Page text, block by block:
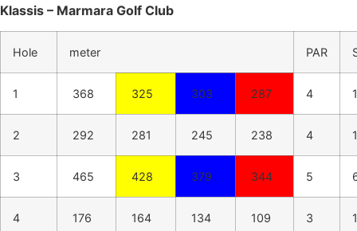
Klassis – Marmara Golf Club
Hole meter PAR
1 368 325 303 287 4
2 292 281 245 238 4
3 465 428 379 344 5
4 176 164 134 109 3